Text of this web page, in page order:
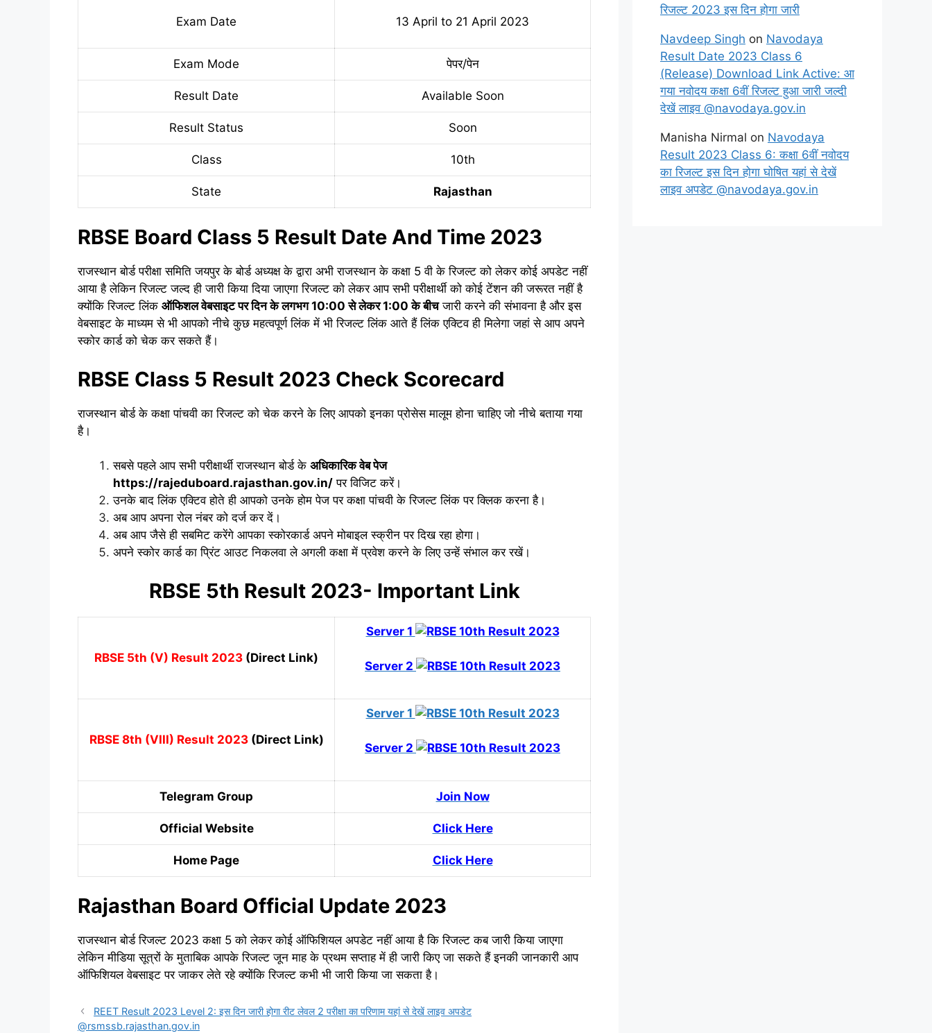
Exam Date 13 April to 21 April 2023
Exam Mode पेपर/पेन
Result Date Available Soon
Result Status Soon
Class 10th
State Rajasthan
RBSE Board Class 5 Result Date And Time 2023
राजस्थान बोर्ड परीक्षा समिति जयपुर के बोर्ड अध्यक्ष के द्वारा अभी राजस्थान के कक्षा 5 वी के रिजल्ट को लेकर कोई अपडेट नहीं
आया है लेकिन रिजल्ट जल्द ही जारी किया दिया जाएगा रिजल्ट को लेकर आप सभी परीक्षार्थी को कोई टेंशन की जरूरत नहीं है
क्योंकि रिजल्ट लिंक ऑफिशल वेबसाइट पर दिन के लगभग 10:00 से लेकर 1:00 के बीचजारी करने की संभावना है और इस
वेबसाइट के माध्यम से भी आपको नीचे कुछ महत्वपूर्ण लिंक में भी रिजल्ट लिंक आते हैं लिंक एक्टिव ही मिलेगा जहां से आप अपने
स्कोर कार्ड को चेक कर सकते हैं।
RBSE Class 5 Result 2023 Check Scorecard
राजस्थान बोर्ड के कक्षा पांचवी का रिजल्ट को चेक करने के लिए आपको इनका प्रोसेस मालूम होना चाहिए जो नीचे बताया गया
है।
सबसे पहले आप सभी परीक्षार्थी राजस्थान बोर्ड के अधिकारिक वेब पेज
https://rajeduboard.rajasthan.gov.in/ पर विजिट करें।
उनके बाद लिंक एक्टिव होते ही आपको उनके होम पेज पर कक्षा पांचवी के रिजल्ट लिंक पर क्लिक करना है।
अब आप अपना रोल नंबर को दर्ज कर दें।
अब आप जैसे ही सबमिट करेंगे आपका स्कोरकार्ड अपने मोबाइल स्क्रीन पर दिख रहा होगा।
अपने स्कोर कार्ड का प्रिंट आउट निकलवा ले अगली कक्षा में प्रवेश करने के लिए उन्हें संभाल कर रखें।
RBSE 5th Result 2023- Important Link
RBSE 5th (V) Result 2023 (Direct Link)
Server 1
Server 2
RBSE 8th (VIII) Result 2023 (Direct Link)
Server 1
Server 2
Telegram Group Join Now
Official Website Click Here
Home Page Click Here
Rajasthan Board Official Update 2023
राजस्थान बोर्ड रिजल्ट 2023 कक्षा 5 को लेकर कोई ऑफिशियल अपडेट नहीं आया है कि रिजल्ट कब जारी किया जाएगा
लेकिन मीडिया सूत्रों के मुताबिक आपके रिजल्ट जून माह के प्रथम सप्ताह में ही जारी किए जा सकते हैं इनकी जानकारी आप
ऑफिशियल वेबसाइट पर जाकर लेते रहे क्योंकि रिजल्ट कभी भी जारी किया जा सकता है।
REET Result 2023 Level 2: इस दिन जारी होगा रीट लेवल 2 परीक्षा का परिणाम यहां से देखें लाइव अपडेट
@rsmssb.rajasthan.gov.in
रिजल्ट 2023 इस दिन होगा जारी
Navdeep Singh on Navodaya
Result Date 2023 Class 6
(Release) Download Link Active: आ
गया नवोदय कक्षा 6वीं रिजल्ट हुआ जारी जल्दी
देखें लाइव @navodaya.gov.in
Manisha Nirmal on Navodaya
Result 2023 Class 6: कक्षा 6वीं नवोदय
का रिजल्ट इस दिन होगा घोषित यहां से देखें
लाइव अपडेट @navodaya.gov.in